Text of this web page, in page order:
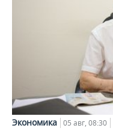
Экономика 05 авг, 08:30